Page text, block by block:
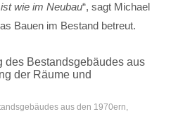
wie im Neubau“, sagt Michael
Bauen im Bestand betreut.
aus den 1970ern,